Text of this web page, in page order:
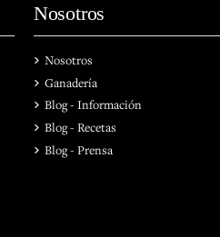
Nosotros
Nosotros
Ganadería
Blog - Información
Blog - Recetas
Blog - Prensa